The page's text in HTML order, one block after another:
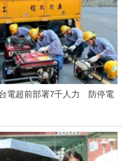
電超前部署7千人力 防停電